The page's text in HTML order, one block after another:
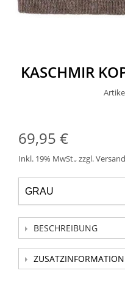
KASCHMIR
69,95 €
Inkl. 19% MwSt.,zzgl.
BESCHREIBUNG
ZUSATZINFORMATION